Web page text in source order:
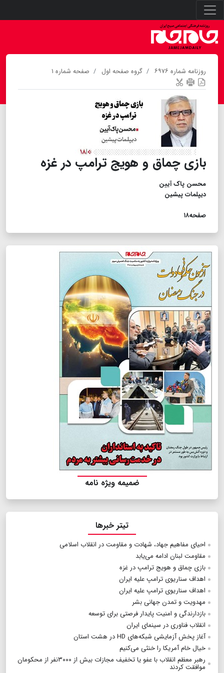
روزنامه شماره ۶۹۷۶ گروه صفحه اول صفحه شماره ۱
بازی چماق و هویج ترامپ در غزه
محسن پاک آیین
دیپلمات پیشین
​​​​​​​صفحه۱۸
ضمیمه ویژه نامه
تیتر خبرها
احیای مفاهیم جهاد، شهادت و مقاومت در انقلاب اسلامی
مقاومت لبنان ادامه می‌یابد
بازی چماق و هویج ترامپ در غزه
اهداف سناریوی ترامپ علیه ایران
اهداف سناریوی ترامپ علیه ایران
مهدویت و تمدن جهانی بشر
بازدارندگی و امنیت پایدار فرصتی برای توسعه
انقلاب فناوری در سینمای ایران
آغاز پخش آزمایشی شبکه‌های HD در هشت استان
خیال خام آمریکا را خنثی می‌کنیم
رهبر معظم انقلاب با عفو یا تخفیف مجازات بیش از ۳۰۰۰نفر از محکومان
موافقت کردند